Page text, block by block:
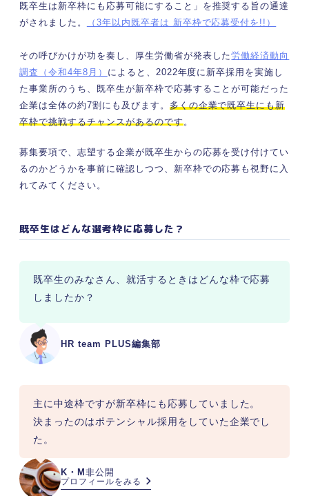
既卒生は新卒枠にも応募可能にすること」を推奨する旨の通達
がされました。
（3年以内既卒者は 新卒枠で応募受付を!!）
その呼びかけが功を奏し、厚生労働省が発表した労働経済動向
調査（令和4年8月） によると、2022年度に新卒採用を実施し
た事業所のうち、既卒生が新卒枠で応募することが可能だった
企業は全体の約7割にも及びます。 多くの企業で既卒生にも新
卒枠で挑戦するチャンスがあるのです。
募集要項で、志望する企業が既卒生からの応募を受け付けてい
るのかどうかを事前に確認しつつ、新卒枠での応募も視野に入
れてみてください。
既卒生はどんな選考枠に応募した？
HR team PLUS編集部
既卒生のみなさん、就活するときはどんな枠で応募
しましたか？
K・M 非公開
プロフィールをみる
主に中途枠ですが新卒枠にも応募していました。
決まったのはポテンシャル採用をしていた企業でし
た。